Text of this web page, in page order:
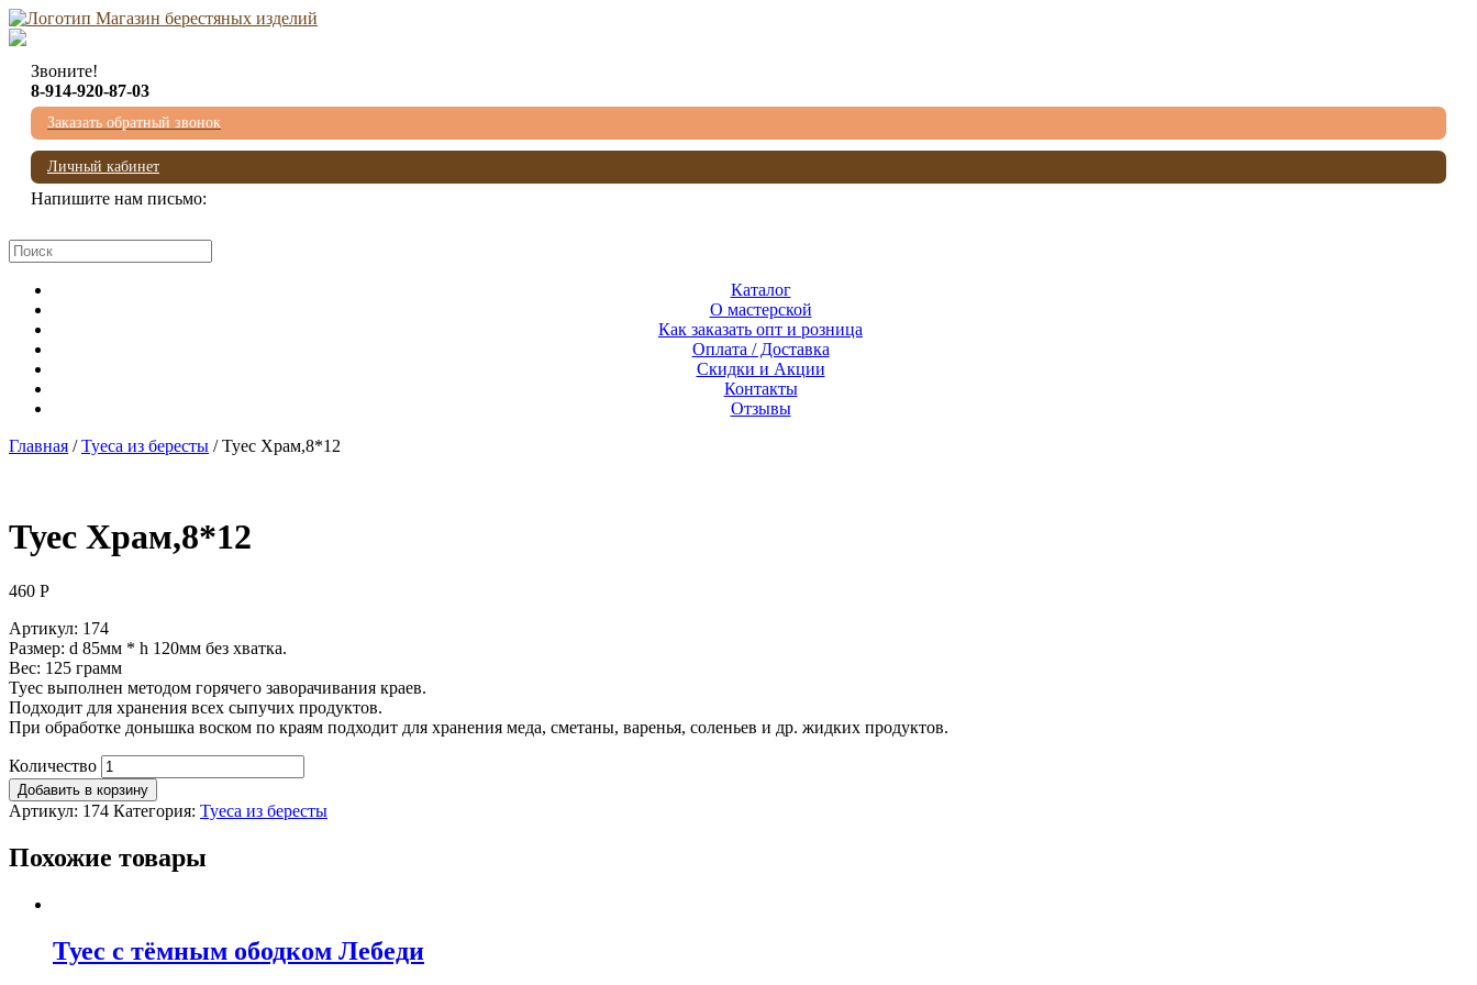
Звоните!
8-914-920-87-03
Заказать обратный звонок
Личный кабинет
Напишите нам письмо:
Каталог
О мастерской
Как заказать опт и розница
Оплата / Доставка
Скидки и Акции
Контакты
Отзывы
Главная /Туеса из бересты / Туес Храм,8*12
Туес Храм,8*12
460 Р
Артикул: 174
Размер: d 85мм * h 120мм без хватка.
Вес: 125 грамм
Туес выполнен методом горячего заворачивания краев.
Подходит для хранения всех сыпучих продуктов.
При обработке донышка воском по краям подходит для хранения меда, сметаны, варенья, соленьев и др. жидких продуктов.
Количество
Добавить в корзину
Артикул: 174 Категория: Туеса из бересты
Похожие товары
Туес с тёмным ободком Лебеди